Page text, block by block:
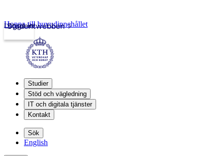
Studentwebben
Logga in
Hoppa till huvudinnehållet
Studier
Stöd och vägledning
IT och digitala tjänster
Kontakt
Sök
English